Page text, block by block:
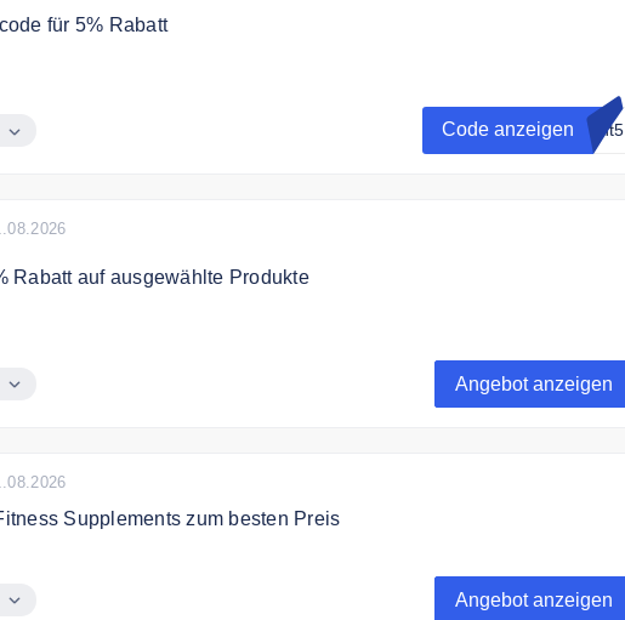
für 5% Rabatt
Code anzeigen unt5
Rabatt auf ausgewählte Produkte
Angebot anzeigen
Supplements zum besten Preis
Angebot anzeigen